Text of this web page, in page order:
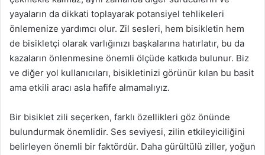
yayaların da dikkati toplayarak potansiyel tehlikeleri
önlemenize yardımcı olur. Zil sesleri, hem bisikletin hem
de bisikletçi olarak varlığınızı başkalarına hatırlatır, bu da
kazaların önlenmesine önemli ölçüde katkıda bulunur. Biz
ve diğer yol kullanıcıları, bisikletinizi görünür kılan bu basit
ama etkili aracı asla hafife almamalıyız.
Bir bisiklet zili seçerken, farklı özellikleri göz önünde
bulundurmak önemlidir. Ses seviyesi, zilin etkileyiciliğini
belirleyen önemli bir faktördür. Daha gürültülü ziller, yoğun